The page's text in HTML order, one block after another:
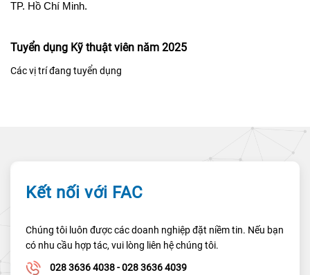
TP. Hồ Chí Minh.
Tuyển dụng Kỹ thuật viên năm 2025
Các vị trí đang tuyển dụng
Kết nối với FAC
Chúng tôi luôn được các doanh nghiệp đặt niềm tin. Nếu bạn
có nhu cầu hợp tác, vui lòng liên hệ chúng tôi.
028 3636 4038 - 028 3636 4039